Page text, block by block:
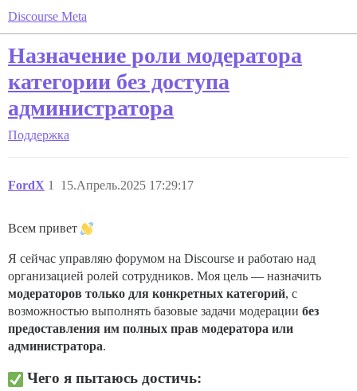
Discourse Meta
Назначение роли модератора
категории без доступа
администратора
Поддержка
FordX 15.Апрель.2025 17:29:17
1
Всем привет
Я сейчас управляю форумом на Discourse и работаю над
организацией ролей сотрудников. Моя цель — назначить
модераторов только для конкретных категорий, с
возможностью выполнять базовые задачи модерации без
предоставления им полных прав модератора или
администратора.
Чего я пытаюсь достичь: